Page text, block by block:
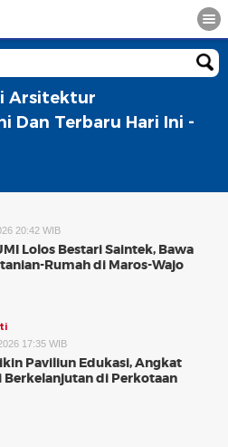
Arsitektur
Dan Terbaru Hari Ini -
20:42 WIB
Lolos Bestari Saintek, Bawa
Rumah di Maros-Wajo
17:35 WIB
Paviliun Edukasi, Angkat
Berkelanjutan di Perkotaan